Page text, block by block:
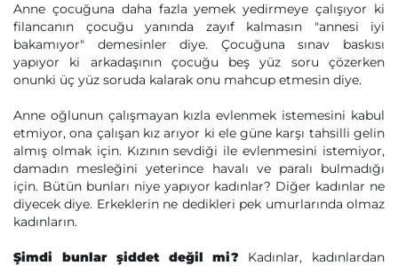
Anne çocuğuna daha fazla yemek yedirmeye çalışıyor ki
filancanın çocuğu yanında zayıf kalmasın "annesi iyi
bakamıyor" demesinler diye. Çocuğuna sınav baskısı
yapıyor ki arkadaşının çocuğu beş yüz soru çözerken
onunki üç yüz soruda kalarak onu mahcup etmesin diye.
Anne oğlunun çalışmayan kızla evlenmek istemesini kabul
etmiyor, ona çalışan kız arıyor ki ele güne karşı tahsilli gelin
almış olmak için. Kızının sevdiği ile evlenmesini istemiyor,
damadın mesleğini yeterince havalı ve paralı bulmadığı
için. Bütün bunları niye yapıyor kadınlar? Diğer kadınlar ne
diyecek diye. Erkeklerin ne dedikleri pek umurlarında olmaz
kadınların.
Şimdi bunlar şiddet değil mi? Kadınlar, kadınlardan